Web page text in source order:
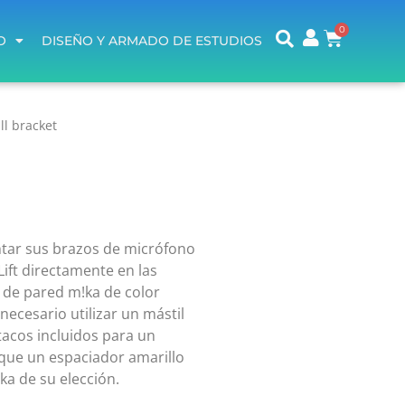
DISEÑO Y ARMADO DE ESTUDIOS
DISEÑO Y ARMADO DE ESTUDIOS
bracket
sus brazos de micrófono
directamente en las
pared m!ka de color
utilizar un mástil
incluidos para un
un espaciador amarillo
de su elección.